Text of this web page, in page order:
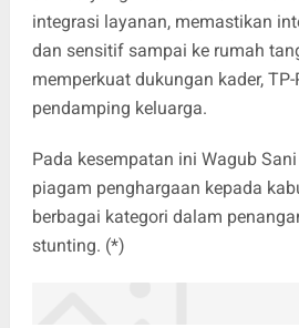
integrasi layanan, memastikan
dan sensitif sampai ke rumah
memperkuat dukungan kader, TP-
pendamping keluarga.
Pada kesempatan ini Wagub
piagam penghargaan kepada
berbagai kategori dalam
stunting. (*)